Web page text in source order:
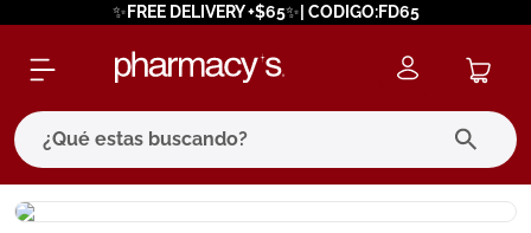
✨FREE DELIVERY +$65✨| CODIGO:FD65
¿Qué estas buscando?
términos más buscados